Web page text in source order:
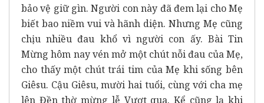
bảo vệ giữ gìn. Người con này đã đem lại cho Mẹ
biết bao niềm vui và hãnh diện. Nhưng Mẹ cũng
chịu nhiều đau khổ vì người con ấy. Bài Tin
Mừng hôm nay vén mở một chút nỗi đau của Mẹ,
cho thấy một chút trái tim của Mẹ khi sống bên
Giêsu. Cậu Giêsu, mười hai tuổi, cùng với cha mẹ
lên Đền thờ mừng lễ Vượt qua. Kể cũng lạ khi